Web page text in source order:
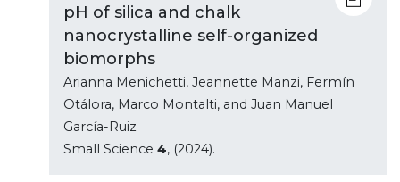
pH of silica and chalk
nanocrystalline self-organized
biomorphs
Arianna Menichetti, Jeannette Manzi, Fermín
Otálora, Marco Montalti, and Juan Manuel
García-Ruiz
Small Science 4, (2024).